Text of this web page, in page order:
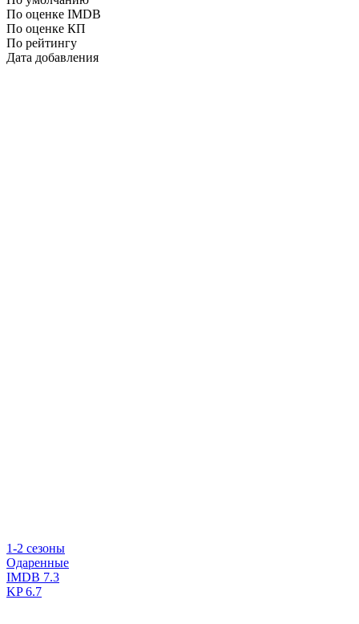
По оценке IMDB
По оценке КП
По рейтингу
Дата добавления
1-2 сезоны
Одаренные
IMDB 7.3
KP6.7